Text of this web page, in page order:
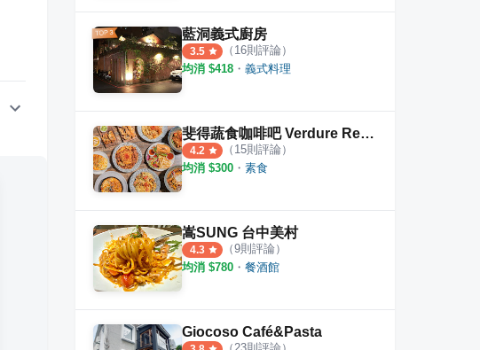
藍洞義式廚房
3.5 （ 16則評論）
均消 $418 ・ 義式料理
斐得蔬食咖啡吧 Verdure Restaurant
4.2 （ 15則評論）
均消 $300 ・ 素食
嵩SUNG 台中美村
4.3 （9則評論）
均消 $780 ・ 餐酒館
Giocoso Café&Pasta